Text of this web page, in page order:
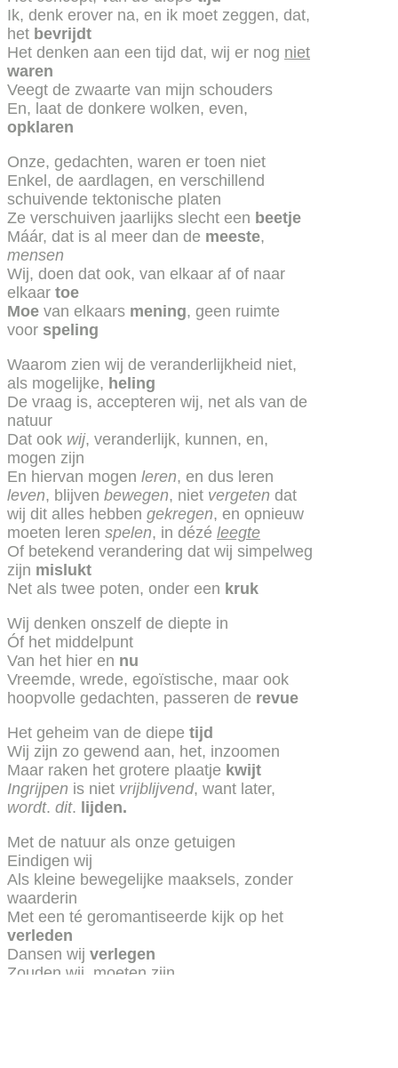
Ik, denk erover na, en ik moet zeggen, dat,
het bevrijdt
Het denken aan een tijd dat, wij er nog niet
waren
Veegt de zwaarte van mijn schouders
En, laat de donkere wolken, even,
opklaren
Onze, gedachten, waren er toen niet
Enkel, de aardlagen, en verschillend
schuivende tektonische platen
Ze verschuiven jaarlijks slecht een beetje
Máár, dat is al meer dan de meeste,
mensen
Wij, doen dat ook, van elkaar af of naar
elkaar toe
Moe van elkaars mening, geen ruimte
voor speling
Waarom zien wij de veranderlijkheid niet,
als mogelijke, heling
De vraag is, accepteren wij, net als van de
natuur
Dat ook wij, veranderlijk, kunnen, en,
mogen zijn
En hiervan mogen leren, en dus leren
leven, blijven bewegen, niet vergeten dat
wij dit alles hebben gekregen, en opnieuw
moeten leren spelen, in dézé leegte
Of betekend verandering dat wij simpelweg
zijn mislukt
Net als twee poten, onder een kruk
Wij denken onszelf de diepte in
Óf het middelpunt
Van het hier en nu
Vreemde, wrede, egoïstische, maar ook
hoopvolle gedachten, passeren de revue
Het geheim van de diepe tijd
Wij zijn zo gewend aan, het, inzoomen
Maar raken het grotere plaatje kwijt
Ingrijpen is niet vrijblijvend, want later,
wordt. dit. lijden.
Met de natuur als onze getuigen
Eindigen wij
Als kleine bewegelijke maaksels, zonder
waarderin
Met een té geromantiseerde kijk op het
verleden
Dansen wij verlegen
Zouden wij, moeten zijn